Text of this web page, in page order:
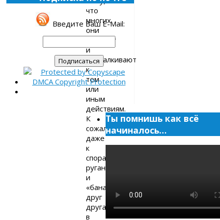
что
многих
они
волнуют
и
подталкивают
к
тем
или
иным
действиям.
К
сожалению,
даже
к
спорам,
ругани
и
«банам»
друг
друга
в
Введите Ваш E-Mail:
Ты помнишь как всё
начиналось…